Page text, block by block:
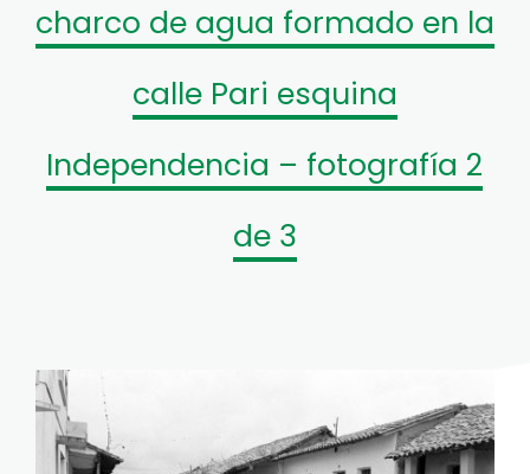
charco de agua formado en la
calle Pari esquina
Independencia – fotografía 2
de 3